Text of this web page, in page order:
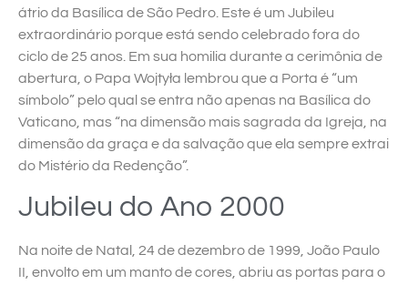
átrio da Basílica de São Pedro. Este é um Jubileu
extraordinário porque está sendo celebrado fora do
ciclo de 25 anos. Em sua homilia durante a cerimônia de
abertura, o Papa Wojtyła lembrou que a Porta é “um
símbolo” pelo qual se entra não apenas na Basílica do
Vaticano, mas “na dimensão mais sagrada da Igreja, na
dimensão da graça e da salvação que ela sempre extrai
do Mistério da Redenção”.
Jubileu do Ano 2000
Na noite de Natal, 24 de dezembro de 1999, João Paulo
II, envolto em um manto de cores, abriu as portas para o